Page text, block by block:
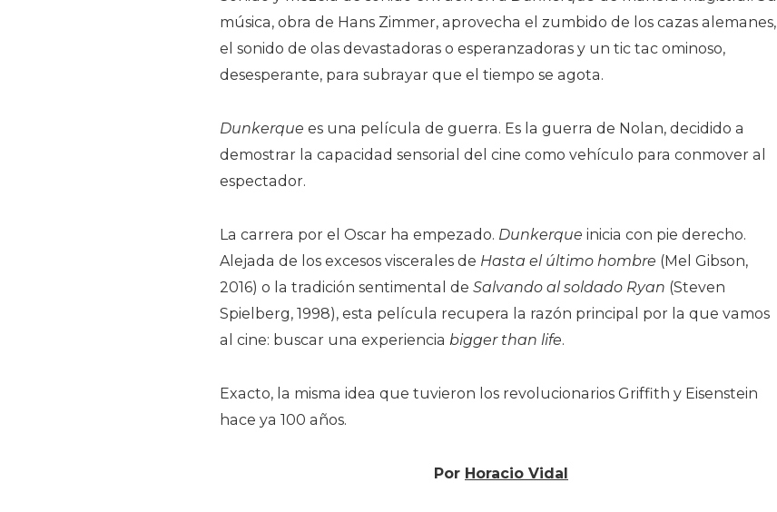
música, obra de Hans Zimmer, aprovecha el zumbido de los cazas alemanes,
el sonido de olas devastadoras o esperanzadoras y un tic tac ominoso,
desesperante, para subrayar que el tiempo se agota.
Dunkerque es una película de guerra. Es la guerra de Nolan, decidido a
demostrar la capacidad sensorial del cine como vehículo para conmover al
espectador.
La carrera por el Oscar ha empezado. Dunkerque inicia con pie derecho.
Alejada de los excesos viscerales de Hasta el último hombre (Mel Gibson,
2016) o la tradición sentimental de Salvando al soldado Ryan (Steven
Spielberg, 1998), esta película recupera la razón principal por la que vamos
al cine: buscar una experiencia bigger than life.
Exacto, la misma idea que tuvieron los revolucionarios Griffith y Eisenstein
hace ya 100 años.
Por Horacio Vidal